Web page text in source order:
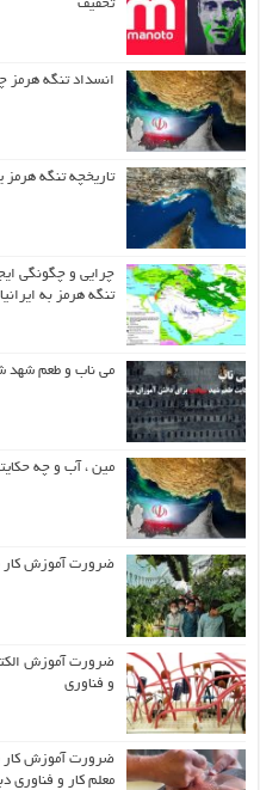
تخفیف
انسداد تنگه هرمز
تاریخچه تنگه هرمز
چرایی و چگونگی
تنگه هرمز به
می ناب و طعم شهد
مین ، آب و چه
ضرورت آموزش کار
ضرورت آموزش
و فناوری
ضرورت آموزش کار
معلم کار و فناوری